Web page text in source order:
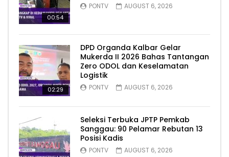
00:54
PONTV AUGUST 6, 2026
02:29
DPD Organda Kalbar Gelar
Mukerda II 2026 Bahas Tantangan
Zero ODOL dan Keselamatan
Logistik
PONTV AUGUST 6, 2026
Seleksi Terbuka JPTP Pemkab
Sanggau: 90 Pelamar Rebutan 13
Posisi Kadis
PONTV AUGUST 6, 2026